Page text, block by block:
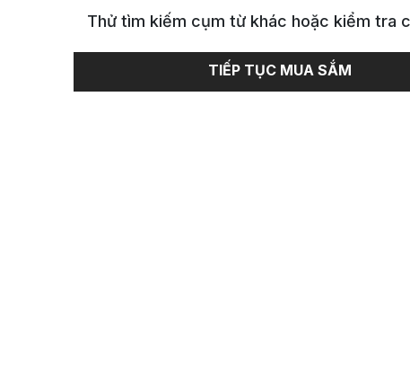
Thử tìm kiếm cụm từ khác hoặc kiểm tra
TIẾP TỤC MUA SẮM